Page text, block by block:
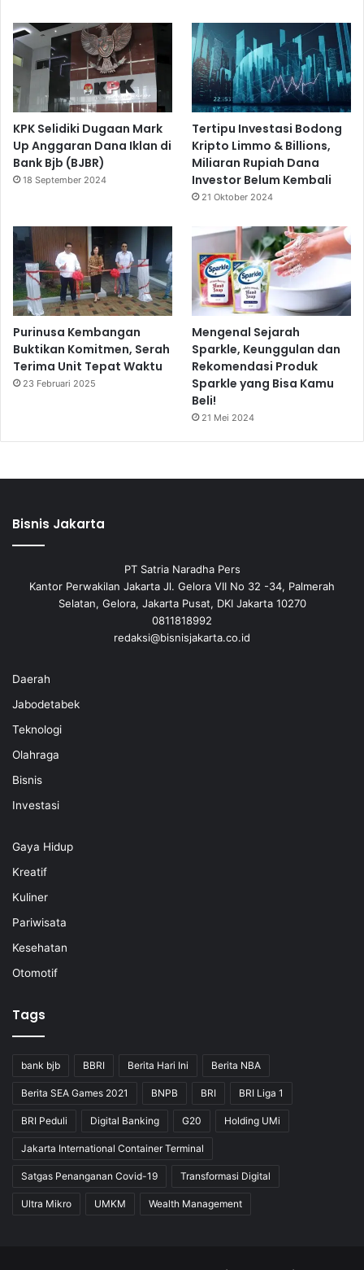
KPK Selidiki Dugaan Mark
Up Anggaran Dana Iklan di
Bank Bjb (BJBR)
18 September 2024
Tertipu Investasi Bodong
Kripto Limmo & Billions,
Miliaran Rupiah Dana
Investor Belum Kembali
21 Oktober 2024
Purinusa Kembangan
Buktikan Komitmen, Serah
Terima Unit Tepat Waktu
23 Februari 2025
Mengenal Sejarah
Sparkle, Keunggulan dan
Rekomendasi Produk
Sparkle yang Bisa Kamu
Beli!
21 Mei 2024
Bisnis Jakarta
PT Satria Naradha Pers
Kantor Perwakilan Jakarta Jl. Gelora VII No 32 -34, Palmerah
Selatan, Gelora, Jakarta Pusat, DKI Jakarta 10270
0811818992
redaksi@bisnisjakarta.co.id
Daerah
Jabodetabek
Teknologi
Olahraga
Bisnis
Investasi
Gaya Hidup
Kreatif
Kuliner
Pariwisata
Kesehatan
Otomotif
Tags
bank bjb BBRI Berita Hari Ini Berita NBA
Berita SEA Games 2021 BNPB BRI BRI Liga 1
BRI Peduli Digital Banking G20 Holding UMi
Jakarta International Container Terminal
Satgas Penanganan Covid-19 Transformasi Digital
Ultra Mikro UMKM Wealth Management